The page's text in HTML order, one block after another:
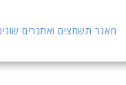
מאגר תשחצים ואתגרים